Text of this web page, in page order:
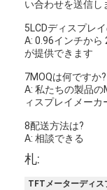
い合わせを送信し
5LCDディスプレ
A: 0.96インチから
が提供できます
7MOQは何ですか?
A: 私たちの製品の
ィスプレイメーカ
8配送方法は?
A: 相談できる
札:
TFTメーターディス